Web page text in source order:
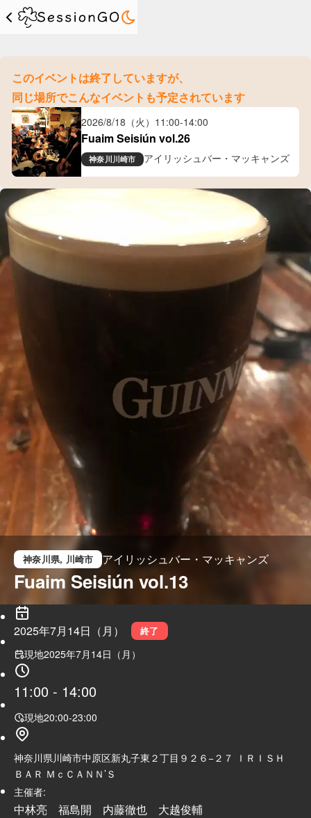
このイベントは終了していますが、
同じ場所でこんなイベントも予定されています
2026/8/18（火） 11:00-14:00
Fuaim Seisiún vol.26
神奈川川崎市 アイリッシュバー・マッキャンズ
神奈川県, 川崎市 アイリッシュバー・マッキャンズ
Fuaim Seisiún vol.13
2025年7月14日（月） 終了
現地2025年7月14日（月）
11:00 - 14:00
現地20:00-23:00
神奈川県川崎市中原区新丸子東２丁目９２６−２７ ＩＲＩＳＨ
ＢＡＲ ＭｃＣＡＮＮ’Ｓ
主催者:
中林亮 福島開 内藤徹也 大越俊輔